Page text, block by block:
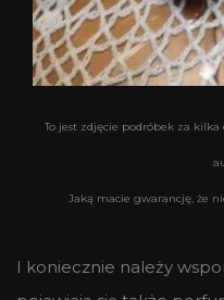
To jest zdjęcie podróbek za
Jaką macie gwarancję, że
I koniecznie należy